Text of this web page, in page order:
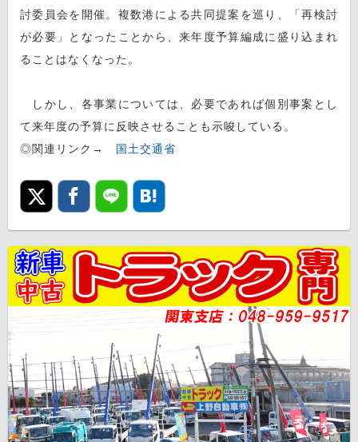
討委員会を開催。複数港による共同提案を巡り、「再検討
が必要」となったことから、来年度予算編成に盛り込まれ
ることはなくなった。
しかし、各事業については、必要であれば個別事案とし
て来年度の予算に反映させることも示唆している。
◎関連リンク→ 国土交通省